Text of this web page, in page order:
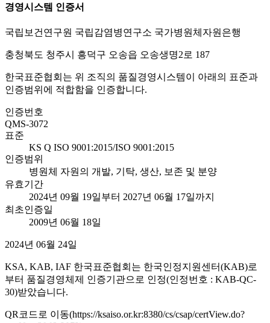
경영시스템 인증서
국립보건연구원 국립감염병연구소 국가병원체자원은행
충청북도 청주시 흥덕구 오송읍 오송생명2로 187
한국표준협회는 위 조직의 품질경영시스템이 아래의 표준과
인증범위에 적합함을 인증합니다.
인증번호
QMS-3072
표준
KS Q ISO 9001:2015/ISO 9001:2015
인증범위
병원체 자원의 개발, 기탁, 생산, 보존 및 분양
유효기간
2024년 09월 19일부터 2027년 06월 17일까지
최초인증일
2009년 06월 18일
2024년 06월 24일
KSA, KAB, IAF 한국표준협회는 한국인정지원센터(KAB)로
부터 품질경영체제 인증기관으로 인정(인정번호 : KAB-QC-
30)받았습니다.
QR코드로 이동(https://ksaiso.or.kr:8380/cs/csap/certView.do?